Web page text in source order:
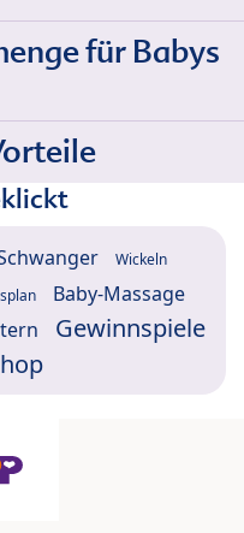
für Babys
Wickeln
Baby-Massage
Gewinnspiele